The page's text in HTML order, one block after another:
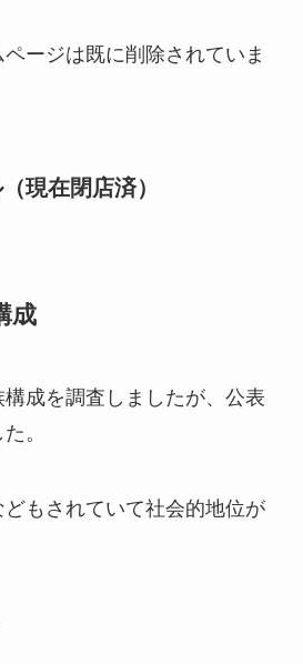
ージは既に削除されていま
現在閉店済）
成
成を調査しましたが、公表
。
もされていて社会的地位が